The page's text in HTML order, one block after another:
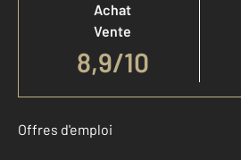
Achat
Vente
8,9/10
Offres d'emploi